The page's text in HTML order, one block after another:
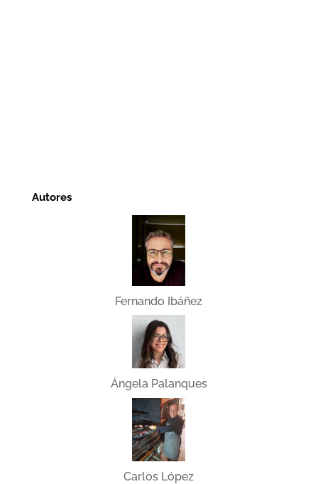
Autores
Fernando Ibáñez
Ángela Palanques
Carlos López